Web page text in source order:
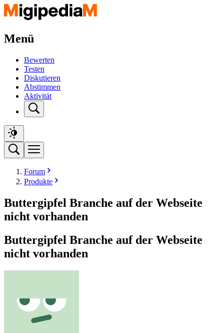
Menü
Bewerten
Testen
Diskutieren
Abstimmen
Aktivität
Forum
Produkte
Buttergipfel Branche auf der Webseite
nicht vorhanden
Buttergipfel Branche auf der Webseite
nicht vorhanden